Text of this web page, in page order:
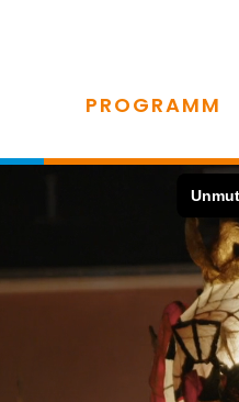
PROGRAMM